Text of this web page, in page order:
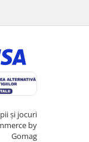
și jocuri
by
Gomag